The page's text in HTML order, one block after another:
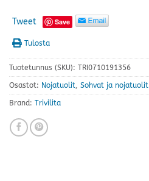
Tweet Save
Tulosta
Tuotetunnus (SKU): TRI0710191356
Osastot: Nojatuolit Sohvat ja nojatuolit
Brand: Trivilita